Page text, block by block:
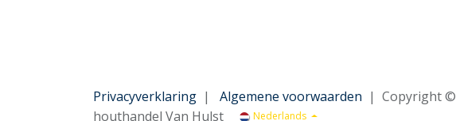
Privacyverklaring | Algemene voorwaarden | Copyright ©
houthandel Van Hulst
Nederlands